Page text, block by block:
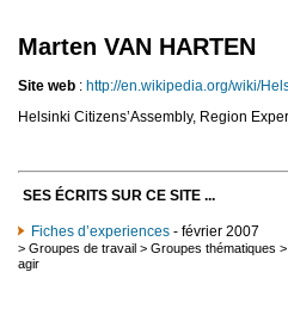
Marten VAN HARTEN
Site web : http://en.wikipedia.org/wiki/
Helsinki Citizens’Assembly, Region
SES ÉCRITS SUR CE SITE ...
Fiches d’experiences - février 2007
> Groupes de travail > Groupes thématiques >
agir